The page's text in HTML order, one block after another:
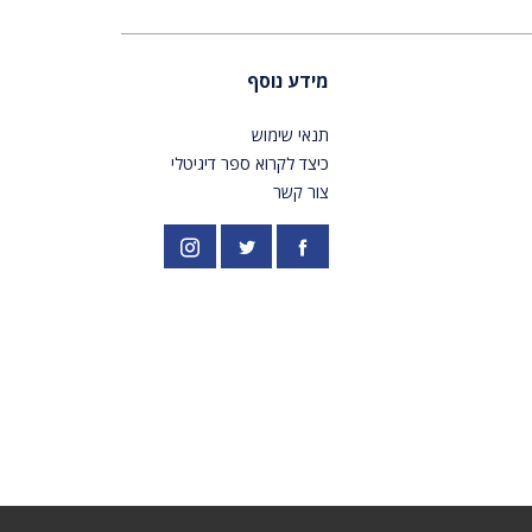
מידע נוסף
תנאי שימוש
כיצד לקרוא ספר דיגיטלי
צור קשר
פייסבוק PardesPublish
אינסטגרם